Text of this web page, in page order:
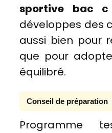
sportive bac
développes des
aussi bien pour
que pour
équilibré.
Conseil de préparation
Programme